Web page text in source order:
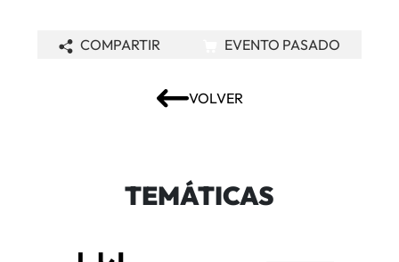
VOLVER
COMPARTIR EVENTO PASADO
TEMÁTICAS